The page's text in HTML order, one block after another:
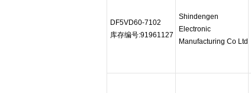
DF5VD60-7102
库存编号:91961127
Shindengen
Electronic
Manufacturing Co Ltd